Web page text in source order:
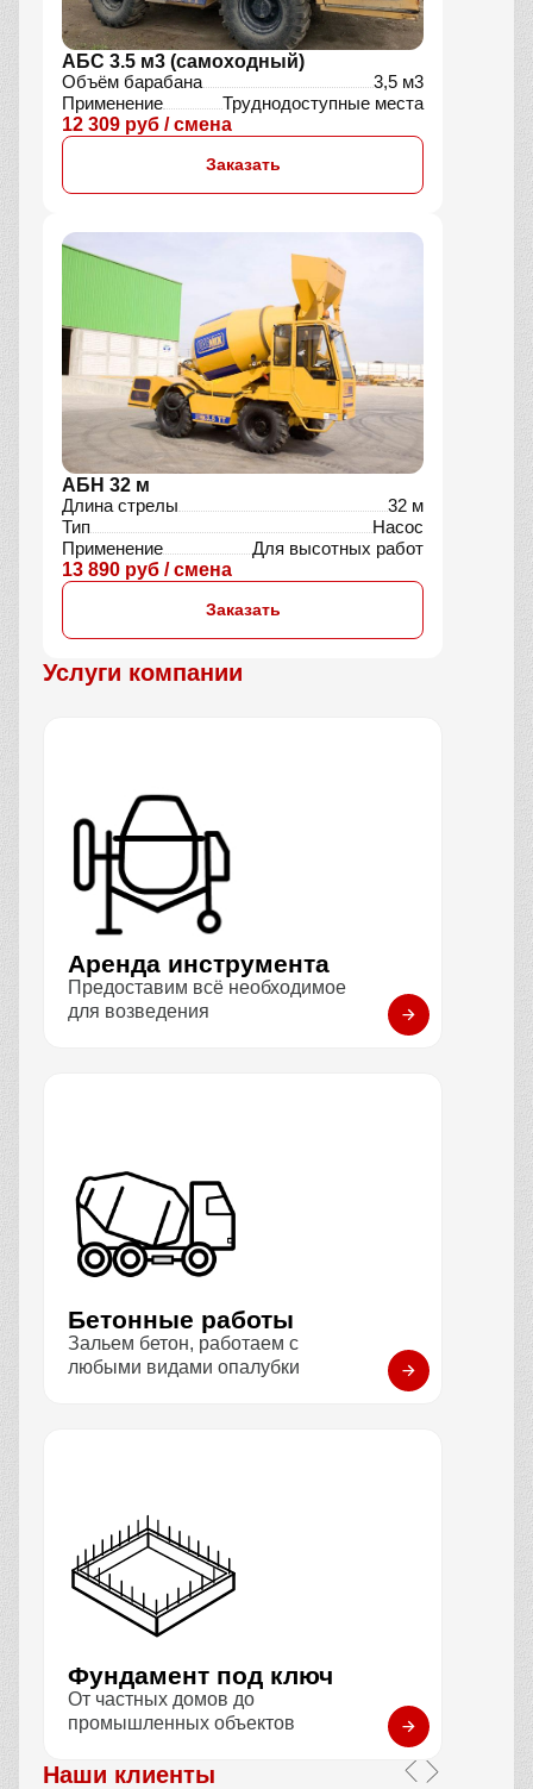
АБС 3.5 м3 (самоходный)
Объём барабана
3,5 м3
Применение
Труднодоступные места
12 309 руб / смена
Заказать
АБН 32 м
Длина стрелы
32 м
Тип
Насос
Применение
Для высотных работ
13 890 руб / смена
Заказать
Услуги компании
Аренда инструмента
Предоставим всё необходимое
для возведения
Бетонные работы
Зальем бетон, работаем с
любыми видами опалубки
Фундамент под ключ
От частных домов до
промышленных объектов
Наши клиенты